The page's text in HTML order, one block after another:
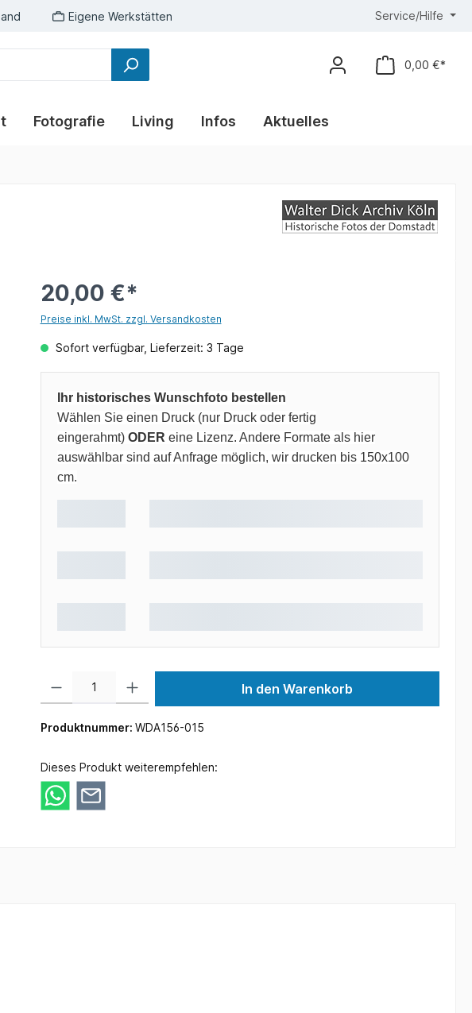
Eigene Werkstätten Service/Hilfe
0,00 €*
Fotografie Living Infos Aktuelles
20,00 €*
Preise inkl. MwSt. zzgl. Versandkosten
Sofort verfügbar, Lieferzeit: 3 Tage
Ihr historisches Wunschfoto bestellen
Wählen Sie einen Druck (nur Druck oder fertig
eingerahmt) ODER eine Lizenz. Andere Formate als hier
auswählbar sind auf Anfrage möglich, wir drucken bis 150x100
cm.
In den Warenkorb
Produktnummer: WDA156-015
Dieses Produkt weiterempfehlen: